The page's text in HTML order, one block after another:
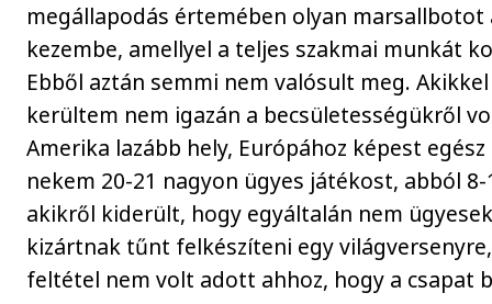
megállapodás értemében olyan marsallbotot
kezembe, amellyel a teljes szakmai munkát
Ebből aztán semmi nem valósult meg.
kerültem nem igazán a becsületességükről
Amerika lazább hely, Európához képest
nekem 20-21 nagyon ügyes játékost, abból
akikről kiderült, hogy egyáltalán nem
kizártnak tűnt felkészíteni egy
feltétel nem volt adott ahhoz, hogy a csapat